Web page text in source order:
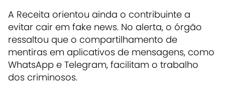
A Receita orientou ainda o contribuinte a
evitar cair em fake news. No alerta, o órgão
ressaltou que o compartilhamento de
mentiras em aplicativos de mensagens, como
WhatsApp e Telegram, facilitam o trabalho
dos criminosos.